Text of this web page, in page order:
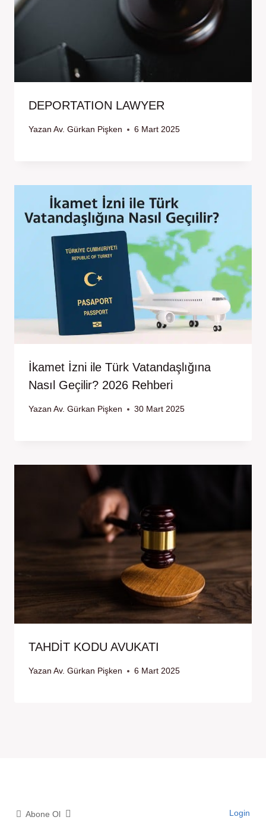
DEPORTATION LAWYER
Yazan Av. Gürkan Pişken 6 Mart 2025
İkamet İzni ile Türk Vatandaşlığına
Nasıl Geçilir? 2026 Rehberi
Yazan Av. Gürkan Pişken 30 Mart 2025
TAHDİT KODU AVUKATI
Yazan Av. Gürkan Pişken 6 Mart 2025
Abone Ol Login